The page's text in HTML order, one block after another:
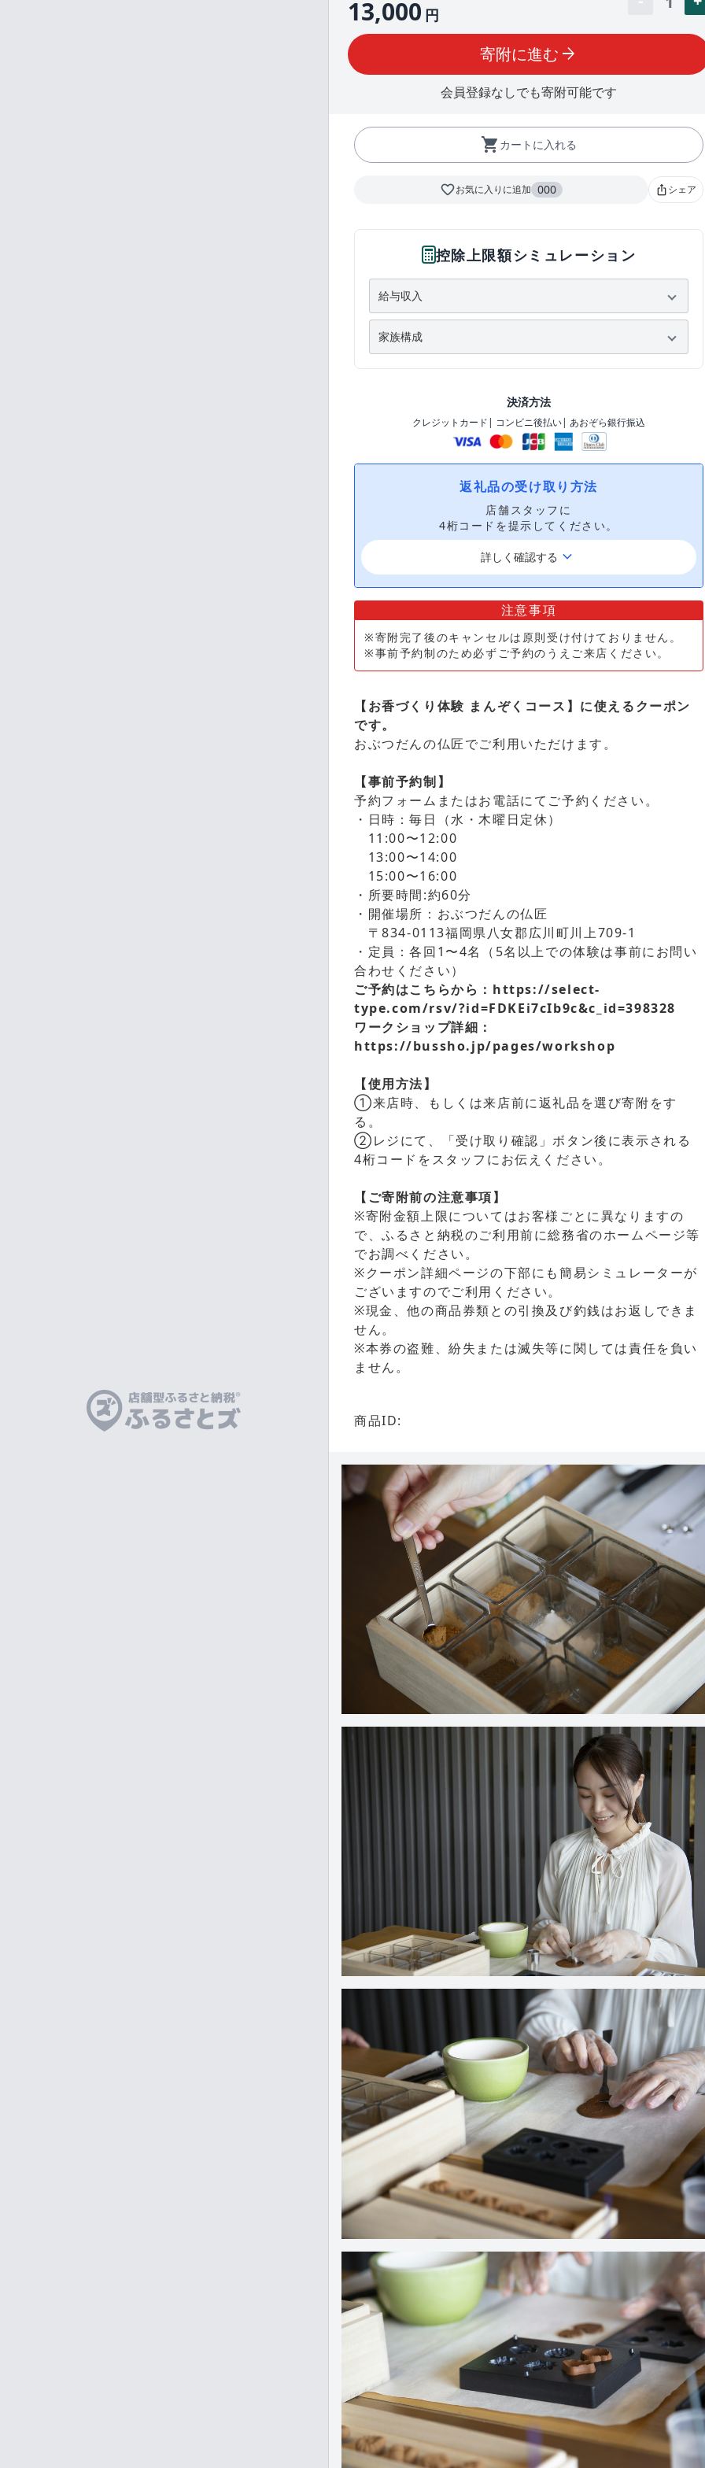
13,000 円
寄附に進む arrow_forward
会員登録なしでも寄附可能です
shopping_cart カートに入れる
favorite_borderお気に入りに追加 000 ios_shareシェア
控除上限額シミュレーション
決済方法
クレジットカード| コンビニ後払い| あおぞら銀行振込
返礼品の受け取り方法
店舗スタッフに
4桁コードを提示してください。
詳しく確認する keyboard_arrow_down
注意事項
※寄附完了後のキャンセルは原則受け付けておりません。
※事前予約制のため必ずご予約のうえご来店ください。
【お香づくり体験 まんぞくコース】に使えるクーポン
です。
おぶつだんの仏匠でご利用いただけます。
【事前予約制】
予約フォームまたはお電話にてご予約ください。
・日時：毎日（水・木曜日定休）
11:00〜12:00
13:00〜14:00
15:00〜16:00
・所要時間:約60分
・開催場所：おぶつだんの仏匠
〒834-0113福岡県八女郡広川町川上709-1
・定員：各回1〜4名（5名以上での体験は事前にお問い
合わせください）
ご予約はこちらから： https://select-
type.com/rsv/?id=FDKEi7cIb9c&c_id=398328
ワークショップ詳細：
https://bussho.jp/pages/workshop
【使用方法】
①来店時、もしくは来店前に返礼品を選び寄附をす
る。
②レジにて、「受け取り確認」ボタン後に表示される
4桁コードをスタッフにお伝えください。
【ご寄附前の注意事項】
※寄附金額上限についてはお客様ごとに異なりますの
で、ふるさと納税のご利用前に総務省のホームページ等
でお調べください。
※クーポン詳細ページの下部にも簡易シミュレーターが
ございますのでご利用ください。
※現金、他の商品券類との引換及び釣銭はお返しできま
せん。
※本券の盗難、紛失または滅失等に関しては責任を負い
ません。
商品ID: